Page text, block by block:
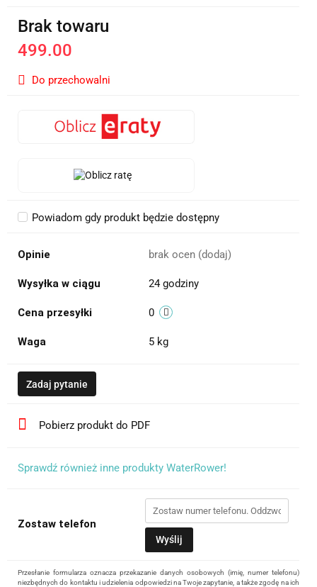
Brak towaru
499.00
Do przechowalni
Powiadom gdy produkt będzie dostępny
Opinie brak ocen (dodaj)
Wysyłka w ciągu 24 godziny
Cena przesyłki 0
Waga 5 kg
Zadaj pytanie
Pobierz produkt do PDF
Sprawdź również inne produkty WaterRower!
Zostaw telefon
Wyślij
Przesłanie formularza oznacza przekazanie danych osobowych (imię, numer telefonu)
niezbędnych do kontaktu i udzielenia odpowiedzi na Twoje zapytanie, a także zgodę na ich